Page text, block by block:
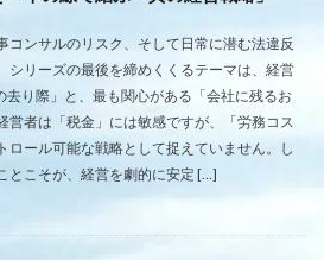
コンサルのリスク、そして日常に潜む法違反
シリーズの最後を締めくくるテーマは、経営
り際」と、最も関心がある「会社に残るお
営者は「税金」には敏感ですが、「労務コス
ロール可能な戦略として捉えていません。し
とこそが、経営を劇的に安定 […]